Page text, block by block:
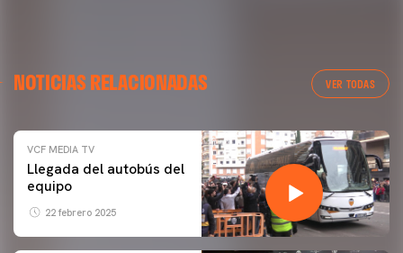
NOTICIAS RELACIONADAS VER TODAS
VCF MEDIA TV
Llegada del autobús del
equipo
22 febrero 2025